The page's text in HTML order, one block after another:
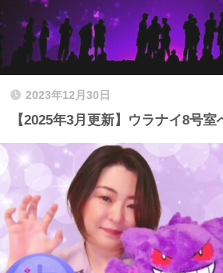
2023年12月30日
【2025年3月更新】ウラナイ8号室